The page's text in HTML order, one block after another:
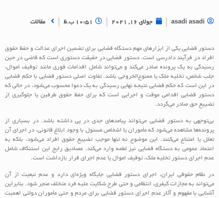
asadi asadi جولای 16, 2021 10:51 ب.ظ مقالات
دستور قضایی یکی از ابزارهای مهم دستگاه قضایی برای تضمین اجرای عدالت و حفظ حقوق
افراد در فرآیند دادرسی است. دستور قضایی در حقیقت دستوری است که قاضی در حین
رسیدگی به یک پرونده صادر می‌کند و می‌تواند شامل اقدامات فوری مانند توقیف اموال،
جلب شخص، تخلیه ملک یا ممنوع‌الخروجی باشد. تفاوت اصلی دستور قضایی با حکم قضایی
در این است که حکم قضایی نتیجه نهایی رسیدگی به یک دعوا محسوب می‌شود، در حالی که
دستور قضایی اقدامی موقت و اجرایی است که برای حفظ حقوق طرفین یا جلوگیری از
تضییع حق صادر می‌گردد.
بی‌توجهی به دستور قضایی می‌تواند پیامدهای جدی در پی داشته باشد. در بسیاری از
پرونده‌ها مشاهده می‌شود که مأموران یا اشخاص مسئول با وجود ابلاغ قانونی، در اجرای آن
تعلل یا امتناع می‌کنند. این موضوع نه تنها موجب تضییع حقوق افراد می‌شود، بلکه به
اعتماد عمومی به دستگاه قضایی نیز لطمه وارد می‌کند. مصادیق رایج این استنکاف شامل
عدم اجرای دستور تخلیه ملک، توقیف اموال یا عدم اجرای قرار بازداشت است.
در نظام حقوقی ایران، اجرای دستور قضایی جایگاه ویژه‌ای دارد و عدم تبعیت از آن
می‌تواند به مجازات کیفری، انتظامی و حتی طرح شکایت علیه فرد متخلف منجر شود. بنابراین
آشنایی با مفهوم و آثار عدم اجرای دستور قضایی برای مردم و حتی مأموران دولتی اهمیت